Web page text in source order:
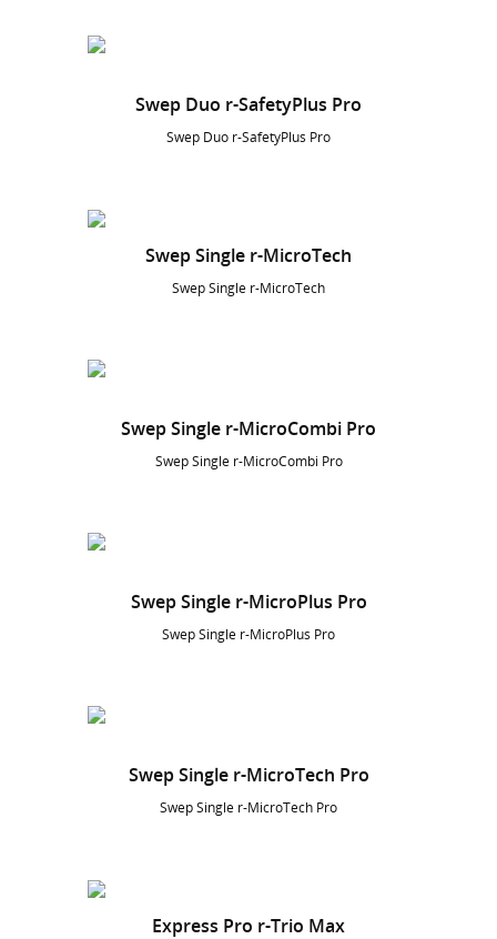
Swep Duo r-SafetyPlus Pro
Swep Duo r-SafetyPlus Pro
Swep Single r-MicroTech
Swep Single r-MicroTech
Swep Single r-MicroCombi Pro
Swep Single r-MicroCombi Pro
Swep Single r-MicroPlus Pro
Swep Single r-MicroPlus Pro
Swep Single r-MicroTech Pro
Swep Single r-MicroTech Pro
Express Pro r-Trio Max